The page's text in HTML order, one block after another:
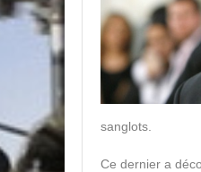
sanglots.
Ce dernier a